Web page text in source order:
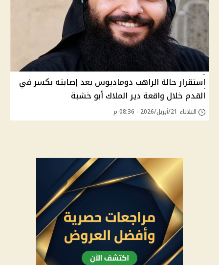
استقرار حالة الراهب دوماديوس بعد إصابته بكسر في
القدم خلال واقعة دير الملاك أبو خشبة
الثلاثاء 21/أبريل/2026 - 08:36 م